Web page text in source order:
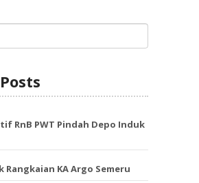
RnB PWT Pindah Depo Induk
Rangkaian KA Argo Semeru